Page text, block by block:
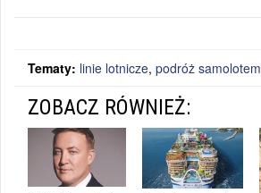
Tematy: linie lotnicze, podróż samolotem
ZOBACZ RÓWNIEŻ: